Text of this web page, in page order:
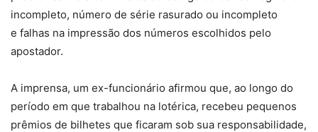
incompleto, número de série rasurado ou incompleto
e falhas na impressão dos números escolhidos pelo
apostador.
A imprensa, um ex-funcionário afirmou que, ao longo do
período em que trabalhou na lotérica, recebeu pequenos
prêmios de bilhetes que ficaram sob sua responsabilidade,